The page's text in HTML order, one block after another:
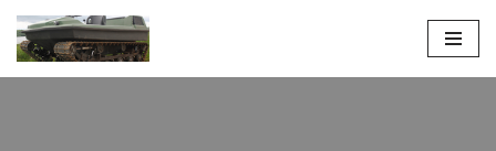
Перейти